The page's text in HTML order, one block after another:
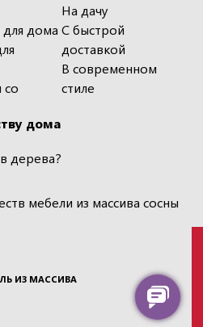
дома
со
На дачу
С быстрой
доставкой
В современном
стиле
дома
дерева?
мебели из массива сосны
ИЗ МАССИВА